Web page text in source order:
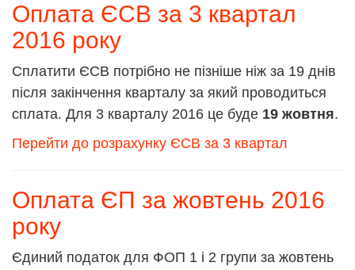
Оплата ЄСВ за 3 квартал
2016 року
Сплатити ЄСВ потрібно не пізніше ніж за 19 днів
після закінчення кварталу за який проводиться
сплата. Для 3 кварталу 2016 це буде 19 жовтня.
Перейти до розрахунку ЄСВ за 3 квартал
Оплата ЄП за жовтень 2016
року
Єдиний податок для ФОП 1 і 2 групи за жовтень